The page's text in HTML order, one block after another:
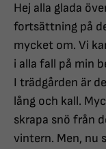
Hej alla glada
fortsättning på
mycket om. Vi
i alla fall på min
I trädgården är
lång och kall.
skrapa snö från
vintern. Men, nu